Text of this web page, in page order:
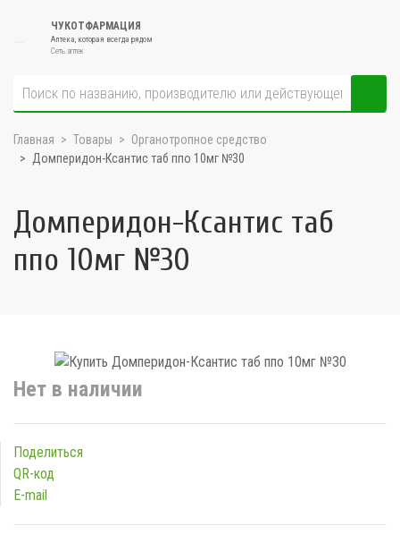
ЧУКОТФАРМАЦИЯ
Аптека, которая всегда рядом
Сеть аптек
Главная Товары
Органотропное средство
Домперидон-Ксантис таб ппо 10мг №30
Домперидон-Ксантис таб
ппо 10мг №30
Нет в наличии
Поделиться
QR-код
E-mail